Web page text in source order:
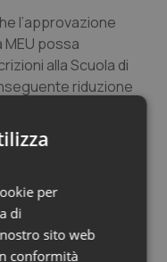
l’approvazione
possa
alla Scuola di
riduzione
ad una maggiore
che di fatto
internistico,
per
di
sito web
conformità